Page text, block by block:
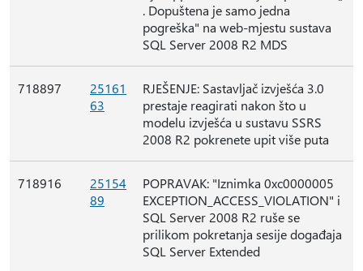
. Dopuštena je samo jedna
pogreška" na web-mjestu sustava
SQL Server 2008 R2 MDS
718897
25161
63
RJEŠENJE: Sastavljač izvješća 3.0
prestaje reagirati nakon što u
modelu izvješća u sustavu SSRS
2008 R2 pokrenete upit više puta
718916
25154
89
POPRAVAK: "Iznimka 0xc0000005
EXCEPTION_ACCESS_VIOLATION" i
SQL Server 2008 R2 ruše se
prilikom pokretanja sesije događaja
SQL Server Extended